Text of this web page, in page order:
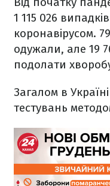
1 115 026
коронавірусом.
одужали, але 19
подолати
Загалом в
тестувань